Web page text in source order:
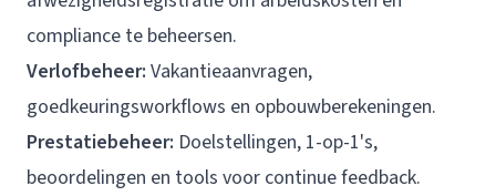
compliance te beheersen.
Verlofbeheer: Vakantieaanvragen,
goedkeuringsworkflows en opbouwberekeningen.
Prestatiebeheer: Doelstellingen, 1-op-1's,
beoordelingen en tools voor continue feedback.